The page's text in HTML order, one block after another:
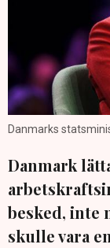
Danmarks
Danmark
besked, inte
skulle vara